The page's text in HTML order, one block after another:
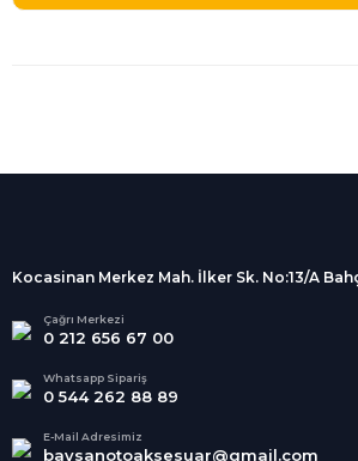
Alışveriş
kargolanmaktadır.
Tüm Kredi Kartlarına taksit
seçenekleri
Kocasinan Merkez Mah. İlker Sk. No:13/A
Çağrı Merkezi
0 212 656 67 00
Whatsapp Sipariş
0 544 262 88 89
E-Mail Adresimiz
baysanotoaksesuar@gmail.com